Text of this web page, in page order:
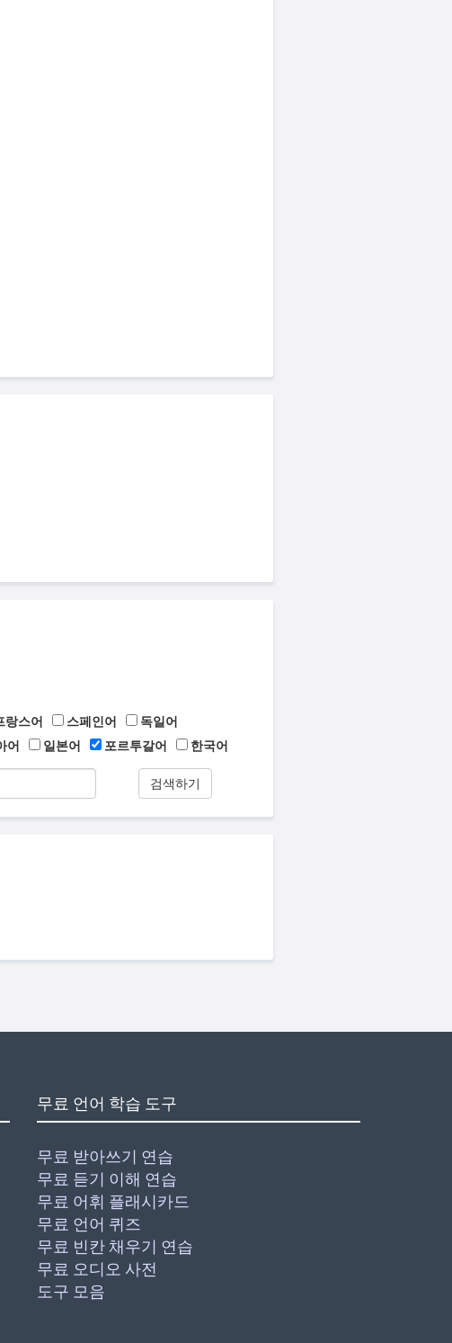
랑스어 스페인어
독일어
어 일본어 포르투갈어 한국어
검색하기
무료 언어 학습 도구
무료 받아쓰기 연습
무료 듣기 이해 연습
무료 어휘 플래시카드
무료 언어 퀴즈
무료 빈칸 채우기 연습
무료 오디오 사전
도구 모음